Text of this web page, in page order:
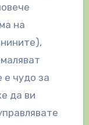
на
е чудо за
да ви